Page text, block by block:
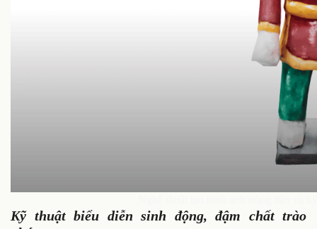
Kỹ thuật biểu diễn sinh động, đậm chất trào